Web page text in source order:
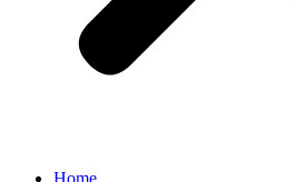
Home